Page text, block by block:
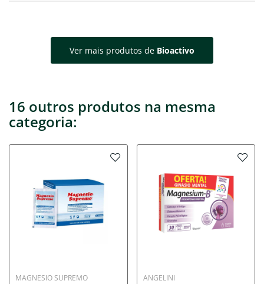
Ver mais produtos de Bioactivo
16 outros produtos na mesma
categoria:
MAGNESIO SUPREMO ANGELINI